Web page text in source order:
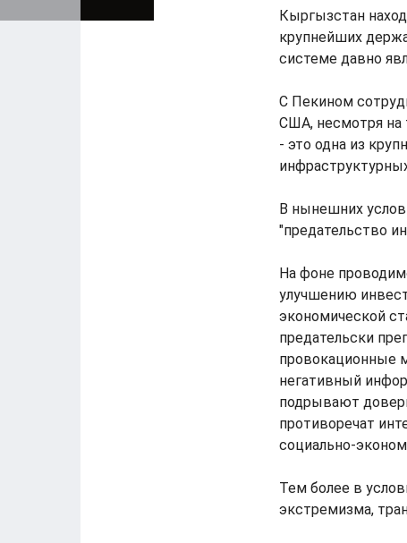
Кыргызстан
крупнейших
системе давно
С Пекином
США, несмотря на
- это одна из
В нынешних
"предательство
На фоне
улучшению
экономической
предательски
провокационные
негативный
подрывают
противоречат
социально-
Тем более в
экстремизма,